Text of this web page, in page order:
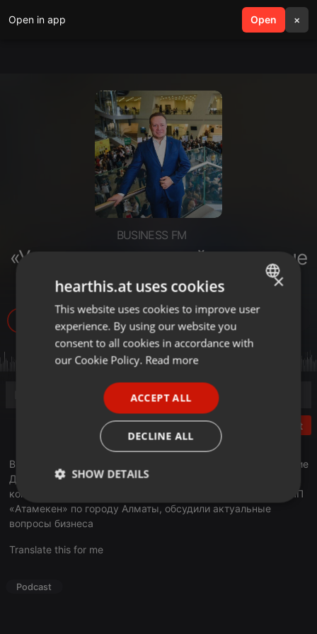
Open in app Open ×
search menu
BUSINESS FM
«У нас – учет»: застой или новые
90-е?
Post
В эфире очередной выпуск рубрики «У нас – учет». Ведущие
Данияр Даутов и Максим Барышев, основатель группы
компаний Учет.kz, председатель регионального совета НПП
«Атамекен» по городу Алматы, обсудили актуальные
вопросы бизнеса
Translate this for me
Podcast
ENGLISH
GERMAN
×
hearthis.at uses cookies
This website uses cookies to improve user
experience. By using our website you
consent to all cookies in accordance with
our Cookie Policy. Read more
ACCEPT ALL
DECLINE ALL
SHOW DETAILS
Strictly
necessary
Targeting Functionality